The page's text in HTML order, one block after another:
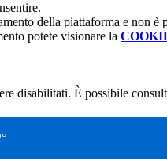
della piattaforma e non è
potete visionare la
disabilitati. È possibile